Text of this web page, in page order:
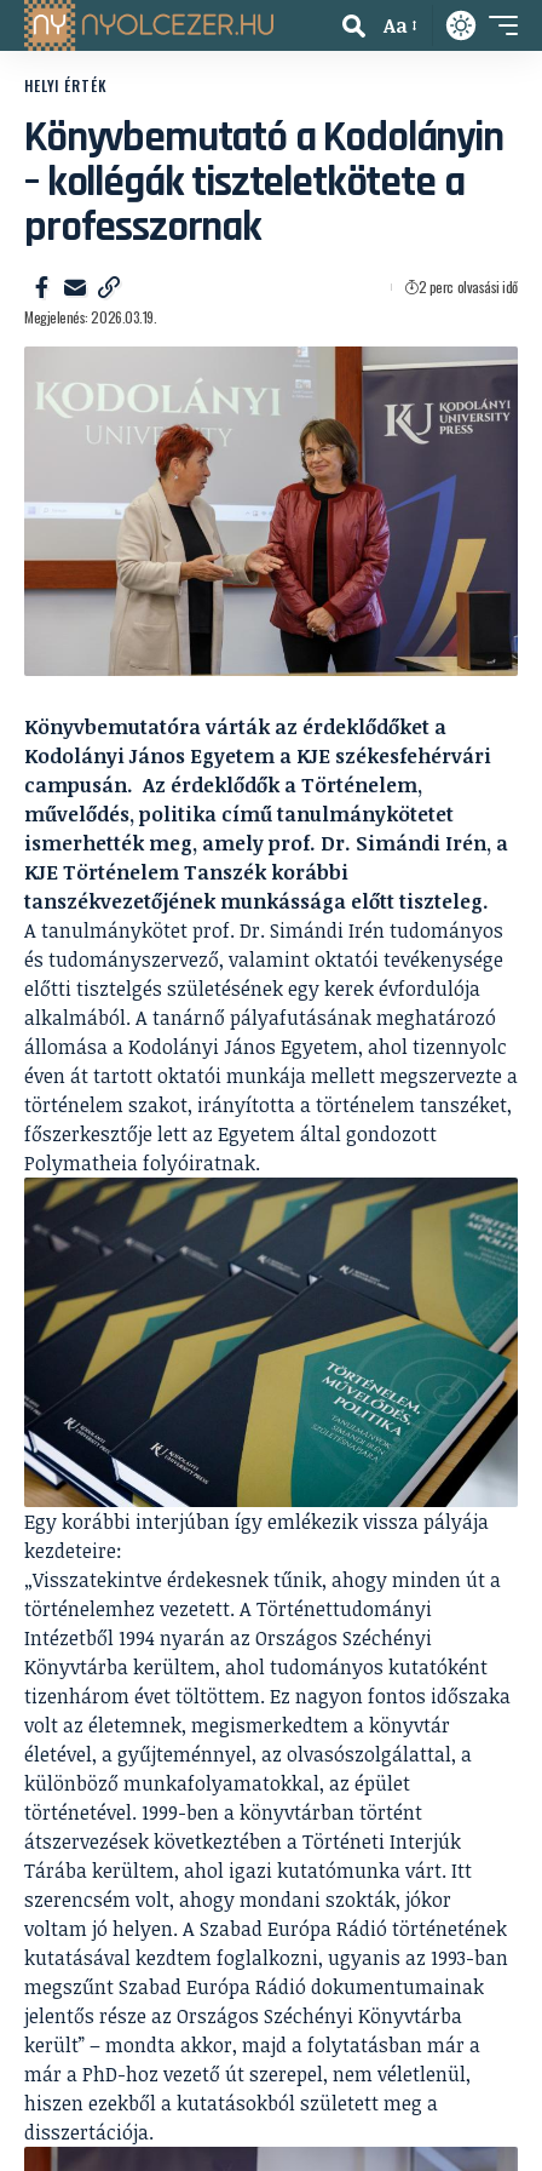
Aa
HELYI ÉRTÉK
Könyvbemutató a Kodolányin
– kollégák tiszteletkötete a
professzornak
Megjelenés: 2026.03.19.
2 perc olvasási idő
Könyvbemutatóra várták az érdeklődőket a
Kodolányi János Egyetem a KJE székesfehérvári
campusán. Az érdeklődők a Történelem,
művelődés, politika című tanulmánykötetet
ismerhették meg, amely prof. Dr. Simándi Irén, a
KJE Történelem Tanszék korábbi
tanszékvezetőjének munkássága előtt tiszteleg.
A tanulmánykötet prof. Dr. Simándi Irén tudományos
és tudományszervező, valamint oktatói tevékenysége
előtti tisztelgés születésének egy kerek évfordulója
alkalmából. A tanárnő pályafutásának meghatározó
állomása a Kodolányi János Egyetem, ahol tizennyolc
éven át tartott oktatói munkája mellett megszervezte a
történelem szakot, irányította a történelem tanszéket,
főszerkesztője lett az Egyetem által gondozott
Polymatheia folyóiratnak.
Egy korábbi interjúban így emlékezik vissza pályája
kezdeteire:
„Visszatekintve érdekesnek tűnik, ahogy minden út a
történelemhez vezetett. A Történettudományi
Intézetből 1994 nyarán az Országos Széchényi
Könyvtárba kerültem, ahol tudományos kutatóként
tizenhárom évet töltöttem. Ez nagyon fontos időszaka
volt az életemnek, megismerkedtem a könyvtár
életével, a gyűjteménnyel, az olvasószolgálattal, a
különböző munkafolyamatokkal, az épület
történetével. 1999-ben a könyvtárban történt
átszervezések következtében a Történeti Interjúk
Tárába kerültem, ahol igazi kutatómunka várt. Itt
szerencsém volt, ahogy mondani szokták, jókor
voltam jó helyen. A Szabad Európa Rádió történetének
kutatásával kezdtem foglalkozni, ugyanis az 1993-ban
megszűnt Szabad Európa Rádió dokumentumainak
jelentős része az Országos Széchényi Könyvtárba
került” – mondta akkor, majd a folytatásban már a
már a PhD-hoz vezető út szerepel, nem véletlenül,
hiszen ezekből a kutatásokból született meg a
disszertációja.